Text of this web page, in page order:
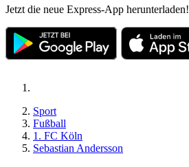
Jetzt die neue Express-App herunterladen!
Sport
Fußball
1. FC Köln
Sebastian Andersson